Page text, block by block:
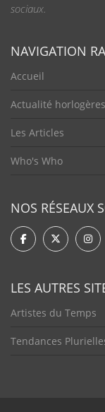
sociaux.
NAVIGATION
Accueil
Actualité horlogères
Les Articles
Who's Who
NOS RÉSEAUX
LES AUTRES
Artistes du Temps
Tendances